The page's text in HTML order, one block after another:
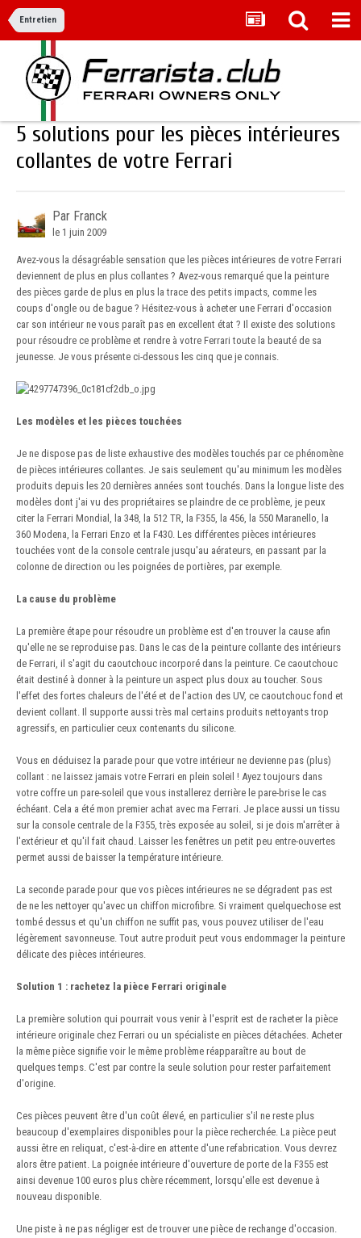
Entretien
5 solutions pour les pièces intérieures
collantes de votre Ferrari
Par Franck
le 1 juin 2009
Avez-vous la désagréable sensation que les pièces intérieures de votre Ferrari
deviennent de plus en plus collantes ? Avez-vous remarqué que la peinture
des pièces garde de plus en plus la trace des petits impacts, comme les
coups d'ongle ou de bague ? Hésitez-vous à acheter une Ferrari d'occasion
car son intérieur ne vous paraît pas en excellent état ? Il existe des solutions
pour résoudre ce problème et rendre à votre Ferrari toute la beauté de sa
jeunesse. Je vous présente ci-dessous les cinq que je connais.
Les modèles et les pièces touchées
Je ne dispose pas de liste exhaustive des modèles touchés par ce phénomène
de pièces intérieures collantes. Je sais seulement qu'au minimum les modèles
produits depuis les 20 dernières années sont touchés. Dans la longue liste des
modèles dont j'ai vu des propriétaires se plaindre de ce problème, je peux
citer la Ferrari Mondial, la 348, la 512 TR, la F355, la 456, la 550 Maranello, la
360 Modena, la Ferrari Enzo et la F430. Les différentes pièces intérieures
touchées vont de la console centrale jusqu'au aérateurs, en passant par la
colonne de direction ou les poignées de portières, par exemple.
La cause du problème
La première étape pour résoudre un problème est d'en trouver la cause afin
qu'elle ne se reproduise pas. Dans le cas de la peinture collante des intérieurs
de Ferrari, il s'agit du caoutchouc incorporé dans la peinture. Ce caoutchouc
était destiné à donner à la peinture un aspect plus doux au toucher. Sous
l'effet des fortes chaleurs de l'été et de l'action des UV, ce caoutchouc fond et
devient collant. Il supporte aussi très mal certains produits nettoyants trop
agressifs, en particulier ceux contenants du silicone.
Vous en déduisez la parade pour que votre intérieur ne devienne pas (plus)
collant : ne laissez jamais votre Ferrari en plein soleil ! Ayez toujours dans
votre coffre un pare-soleil que vous installerez derrière le pare-brise le cas
échéant. Cela a été mon premier achat avec ma Ferrari. Je place aussi un tissu
sur la console centrale de la F355, très exposée au soleil, si je dois m'arrêter à
l'extérieur et qu'il fait chaud. Laisser les fenêtres un petit peu entre-ouvertes
permet aussi de baisser la température intérieure.
La seconde parade pour que vos pièces intérieures ne se dégradent pas est
de ne les nettoyer qu'avec un chiffon microfibre. Si vraiment quelquechose est
tombé dessus et qu'un chiffon ne suffit pas, vous pouvez utiliser de l'eau
légèrement savonneuse. Tout autre produit peut vous endommager la peinture
délicate des pièces intérieures.
Solution 1 : rachetez la pièce Ferrari originale
La première solution qui pourrait vous venir à l'esprit est de racheter la pièce
intérieure originale chez Ferrari ou un spécialiste en pièces détachées. Acheter
la même pièce signifie voir le même problème réapparaître au bout de
quelques temps. C'est par contre la seule solution pour rester parfaitement
d'origine.
Ces pièces peuvent être d'un coût élevé, en particulier s'il ne reste plus
beaucoup d'exemplaires disponibles pour la pièce recherchée. La pièce peut
aussi être en reliquat, c'est-à-dire en attente d'une refabrication. Vous devrez
alors être patient. La poignée intérieure d'ouverture de porte de la F355 est
ainsi devenue 100 euros plus chère récemment, lorsqu'elle est devenue à
nouveau disponible.
Une piste à ne pas négliger est de trouver une pièce de rechange d'occasion.